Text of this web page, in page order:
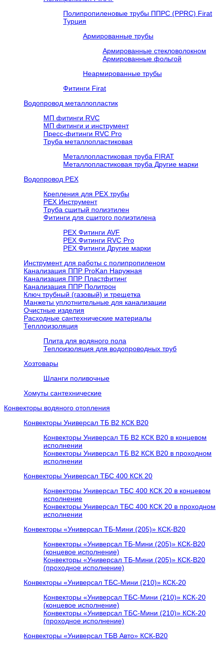
Полипропиленовые трубы ППРС (PPRC) Firat
Турция
Армированные трубы
Армированные стекловолокном
Армированные фольгой
Неармированные трубы
Фитинги Firat
Водопровод металлопластик
МП фитинги RVC
МП фитинги и инструмент
Пресс-фитинги RVC Pro
Труба металлопластиковая
Металлопластиковая труба FIRAT
Металлопластиковая труба Другие марки
Водопровод РЕХ
Крепления для РЕХ трубы
РЕХ Инструмент
Труба сшитый полиэтилен
Фитинги для сшитого полиэтилена
PEX Фитинги AVF
РЕХ Фитинги RVC Pro
РЕХ Фитинги Другие марки
Инструмент для работы с полипропиленом
Канализация ППР ProKan Наружная
Канализация ППР Пластфитинг
Канализация ППР Политрон
Ключ трубный (газовый) и трещетка
Манжеты уплотнительные для канализации
Очистные изделия
Расходные сантехнические материалы
Тепллоизоляция
Плита для водяного пола
Теплоизоляция для водопроводных труб
Хозтовары
Шланги поливочные
Хомуты сантехнические
Конвекторы водяного отопления
Конвекторы Универсал ТБ В2 КСК В20
Конвекторы Универсал ТБ В2 КСК В20 в концевом
исполнении
Конвекторы Универсал ТБ В2 КСК В20 в проходном
исполнении
Конвекторы Универсал ТБС 400 КСК 20
Конвекторы Универсал ТБС 400 КСК 20 в концевом
исполнение
Конвекторы Универсал ТБС 400 КСК 20 в проходном
исполнении
Конвекторы «Универсал ТБ-Мини (205)» КСК-В20
Конвекторы «Универсал ТБ-Мини (205)» КСК-В20
(концевое исполнение)
Конвекторы «Универсал ТБ-Мини (205)» КСК-В20
(проходное исполнение)
Конвекторы «Универсал ТБС-Мини (210)» КСК-20
Конвекторы «Универсал ТБС-Мини (210)» КСК-20
(концевое исполнение)
Конвекторы «Универсал ТБС-Мини (210)» КСК-20
(проходное исполнение)
Конвекторы «Универсал ТБВ Авто» КСК-В20